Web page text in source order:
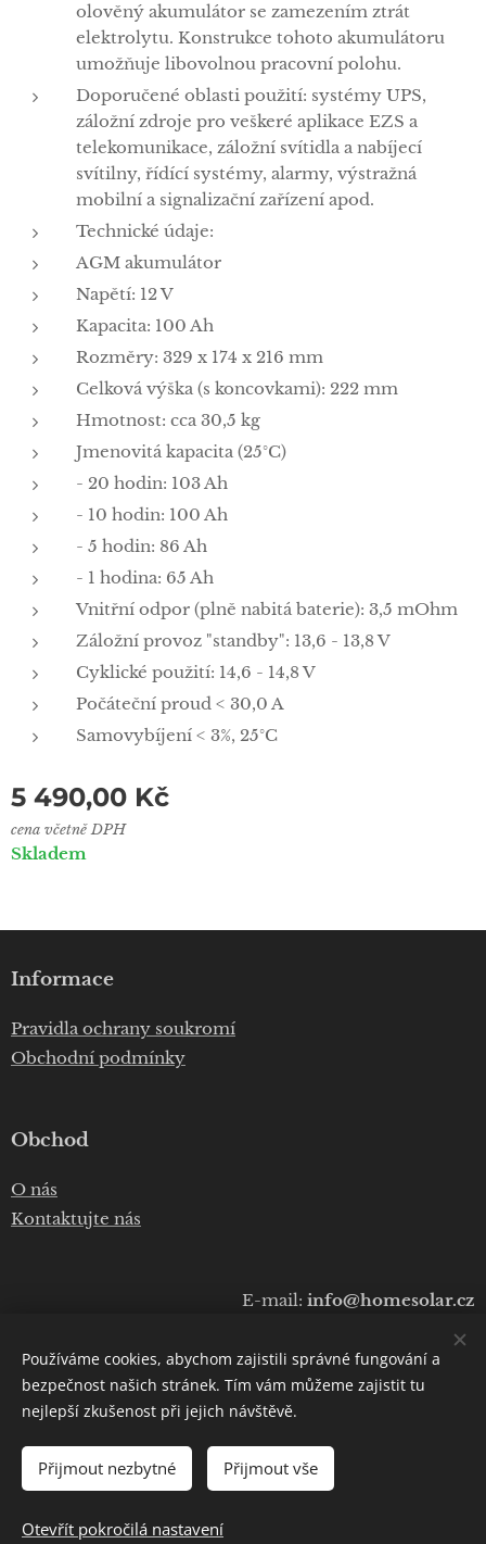
olověný akumulátor se zamezením ztrát
elektrolytu. Konstrukce tohoto akumulátoru
umožňuje libovolnou pracovní polohu.
Doporučené oblasti použití: systémy UPS,
záložní zdroje pro veškeré aplikace EZS a
telekomunikace, záložní svítidla a nabíjecí
svítilny, řídící systémy, alarmy, výstražná
mobilní a signalizační zařízení apod.
Technické údaje:
AGM akumulátor
Napětí: 12 V
Kapacita: 100 Ah
Rozměry: 329 x 174 x 216 mm
Celková výška (s koncovkami): 222 mm
Hmotnost: cca 30,5 kg
Jmenovitá kapacita (25°C)
- 20 hodin: 103 Ah
- 10 hodin: 100 Ah
- 5 hodin: 86 Ah
- 1 hodina: 65 Ah
Vnitřní odpor (plně nabitá baterie): 3,5 mOhm
Záložní provoz "standby": 13,6 - 13,8 V
Cyklické použití: 14,6 - 14,8 V
Počáteční proud < 30,0 A
Samovybíjení < 3%, 25°C
5 490,00 Kč
cena včetně DPH
Skladem
DO KOŠÍKU
Informace
Pravidla ochrany soukromí
Obchodní podmínky
Obchod
O nás
Kontaktujte nás
E-mail: info@homesolar.cz
+420 777 075 010
Copyright © 2020 Luboš Prokop
Cookies
Používáme cookies, abychom zajistili správné fungování a
bezpečnost našich stránek. Tím vám můžeme zajistit tu
nejlepší zkušenost při jejich návštěvě.
Přijmout nezbytné Přijmout vše
Otevřít pokročilá nastavení